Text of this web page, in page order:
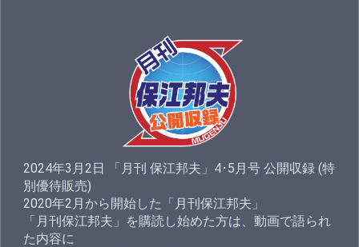
2024年3月2日 「月刊 保江邦夫」4･5月号 公開収録 (特
別優待販売)
2020年2月から開始した「月刊保江邦夫」
「月刊保江邦夫」を購読し始めた方は、動画で語られ
た内容に